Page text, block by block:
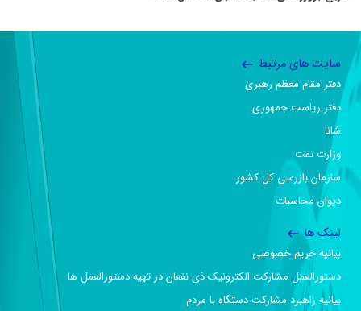
سایت های مرتبط
دفتر مقام معظم رهبری
دفتر ریاست جمهوری
شانا
وزارت نفت
سازمان بازرسی کل کشور
دیوان محاسبات
لینک ها
بیانیه حریم خصوصی
دستورالعمل مشارکت الکترونیک ذی نفعان در تهیه دستورالعمل ها
بیانیه راهبرد مشارکت دستگاه با مردم